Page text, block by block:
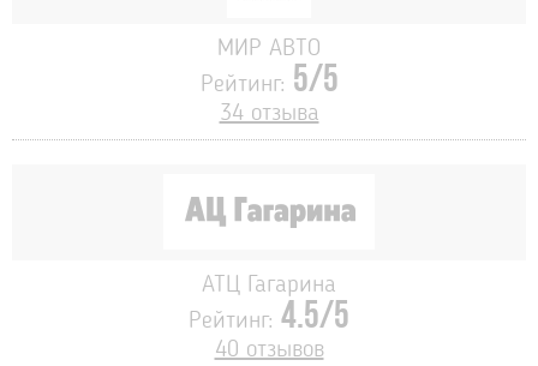
МИР АВТО
Рейтинг: 5/5
34 отзыва
АТЦ Гагарина
Рейтинг: 4.5/5
40 отзывов